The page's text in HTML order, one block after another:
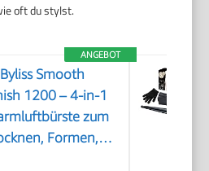
oft du stylst.
ANGEBOT
Smooth
1200 – 4‑in‑1
zum
Formen,